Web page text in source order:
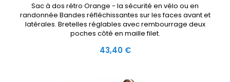
Sac à dos rétro Orange - la sécurité en vélo ou en
randonnée Bandes réfléchissantes sur les faces avant et
latérales. Bretelles réglables avec rembourrage deux
poches côté en maille filet.
Prix
43,40 €